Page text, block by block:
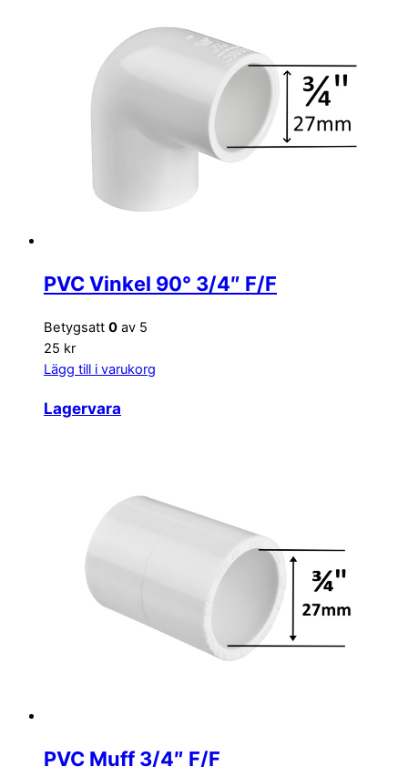
PVC Vinkel 90° 3/4″ F/F
Betygsatt 0 av 5
25 kr
Lägg till i varukorg
Lagervara
PVC Muff 3/4″ F/F